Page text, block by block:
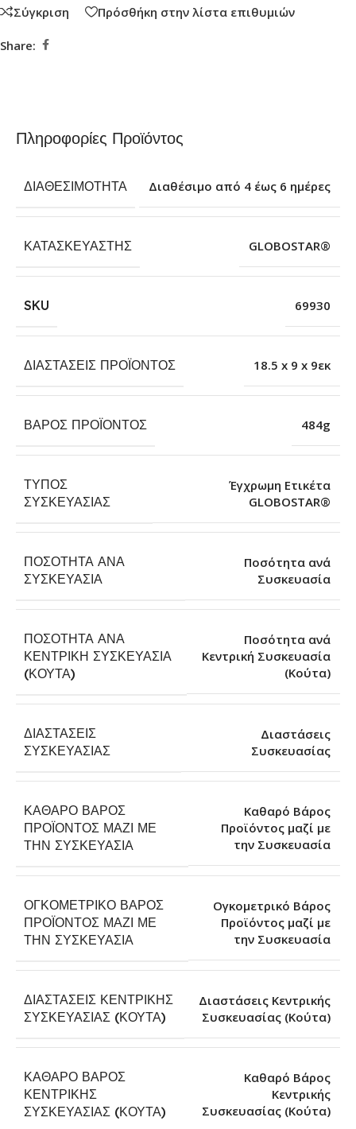
Σύγκριση Πρόσθήκη στην λίστα επιθυμιών
Share:
Πληροφορίες Προϊόντος
ΔΙΑΘΕΣΙΜΌΤΗΤΑ Διαθέσιμο από 4 έως 6 ημέρες
ΚΑΤΑΣΚΕΥΑΣΤΉΣ GLOBOSTAR®
SKU 69930
ΔΙΑΣΤΆΣΕΙΣ ΠΡΟΪΌΝΤΟΣ 18.5 x 9 x 9εκ
ΒΆΡΟΣ ΠΡΟΪΌΝΤΟΣ 484g
ΤΎΠΟΣ
ΣΥΣΚΕΥΑΣΊΑΣ
Έγχρωμη Ετικέτα
GLOBOSTAR®
ΠΟΣΌΤΗΤΑ ΑΝΆ
ΣΥΣΚΕΥΑΣΊΑ
Ποσότητα ανά
Συσκευασία
ΠΟΣΌΤΗΤΑ ΑΝΆ
ΚΕΝΤΡΙΚΉ ΣΥΣΚΕΥΑΣΊΑ
(ΚΟΎΤΑ)
Ποσότητα ανά
Κεντρική Συσκευασία
(Κούτα)
ΔΙΑΣΤΆΣΕΙΣ
ΣΥΣΚΕΥΑΣΊΑΣ
Διαστάσεις
Συσκευασίας
ΚΑΘΑΡΌ ΒΆΡΟΣ
ΠΡΟΪΌΝΤΟΣ ΜΑΖΊ ΜΕ
ΤΗΝ ΣΥΣΚΕΥΑΣΊΑ
Καθαρό Βάρος
Προϊόντος μαζί με
την Συσκευασία
ΟΓΚΟΜΕΤΡΙΚΌ ΒΆΡΟΣ
ΠΡΟΪΌΝΤΟΣ ΜΑΖΊ ΜΕ
ΤΗΝ ΣΥΣΚΕΥΑΣΊΑ
Ογκομετρικό Βάρος
Προϊόντος μαζί με
την Συσκευασία
ΔΙΑΣΤΆΣΕΙΣ ΚΕΝΤΡΙΚΉΣ
ΣΥΣΚΕΥΑΣΊΑΣ (ΚΟΎΤΑ)
Διαστάσεις Κεντρικής
Συσκευασίας (Κούτα)
ΚΑΘΑΡΌ ΒΆΡΟΣ
ΚΕΝΤΡΙΚΉΣ
ΣΥΣΚΕΥΑΣΊΑΣ (ΚΟΎΤΑ)
Καθαρό Βάρος
Κεντρικής
Συσκευασίας (Κούτα)